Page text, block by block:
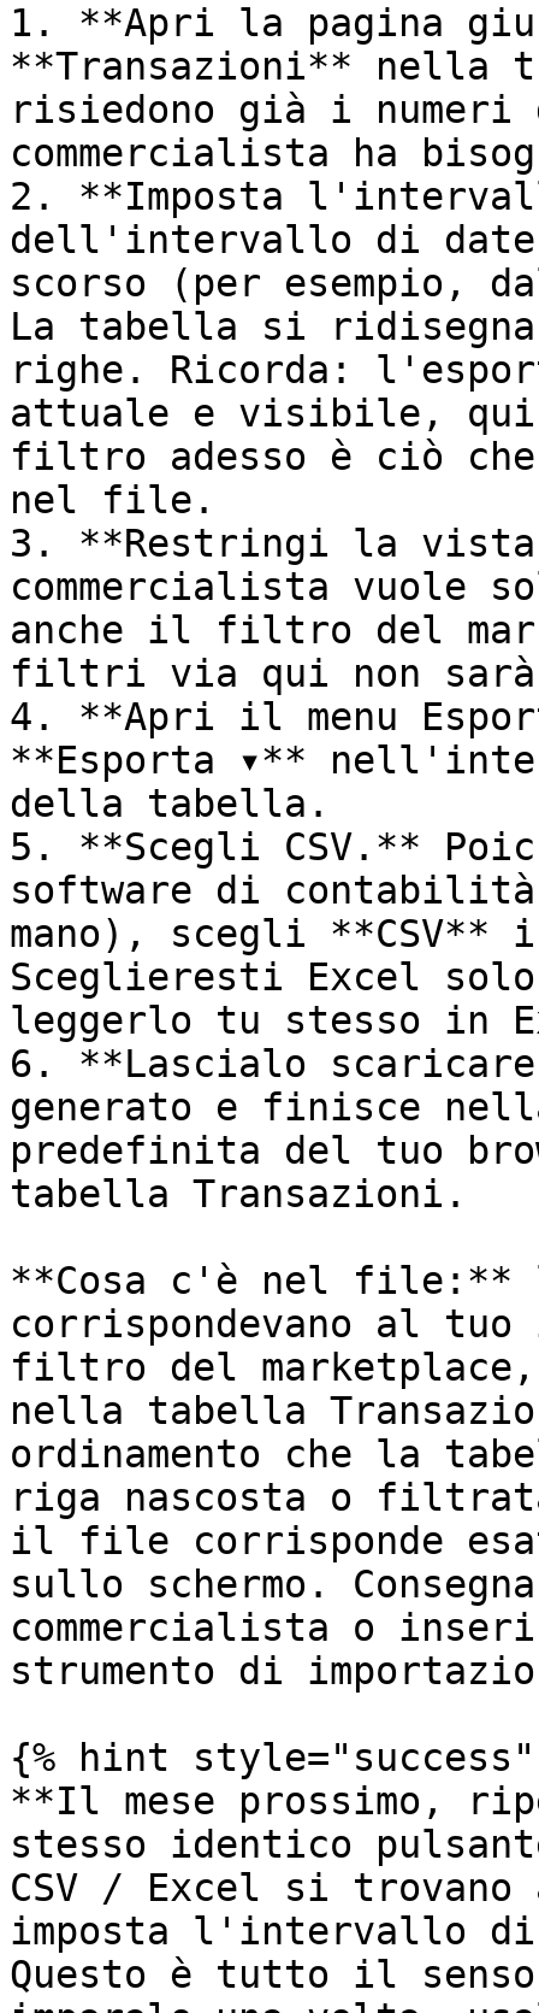
1. **Apri la pagina
**Transazioni** nella
risiedono già i
commercialista ha
2. **Imposta
dell'intervallo di date
scorso (per esempio,
La tabella si
righe. Ricorda:
attuale e visibile,
filtro adesso è ciò
nel file.
3. **Restringi la
commercialista vuole
anche il filtro del
filtri via qui non sarà
4. **Apri il menu
**Esporta ▾**
della tabella.
5. **Scegli CSV.**
software di
mano), scegli **CSV**
Sceglieresti Excel
leggerlo tu stesso in
6. **Lascialo
generato e finisce
predefinita del tuo
tabella Transazioni.
**Cosa c'è nel file:**
corrispondevano al
filtro del marketplace,
nella tabella
ordinamento che la
riga nascosta o
il file corrisponde
sullo schermo.
commercialista o
strumento di
{% hint
**Il mese prossimo,
stesso identico
CSV / Excel si
imposta l'intervallo
Questo è tutto il